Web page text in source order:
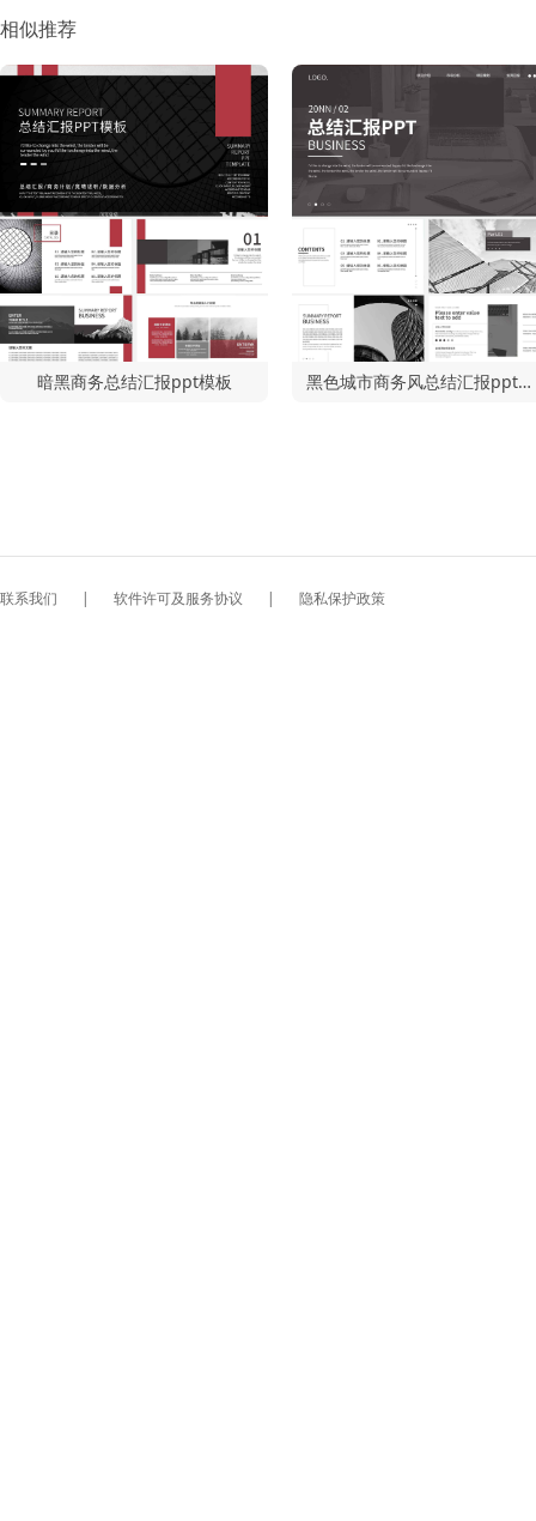
相似推荐
暗黑商务总结汇报ppt模板 黑色城市商务风总结汇报ppt模板
联系我们 | 软件许可及服务协议 | 隐私保护政策